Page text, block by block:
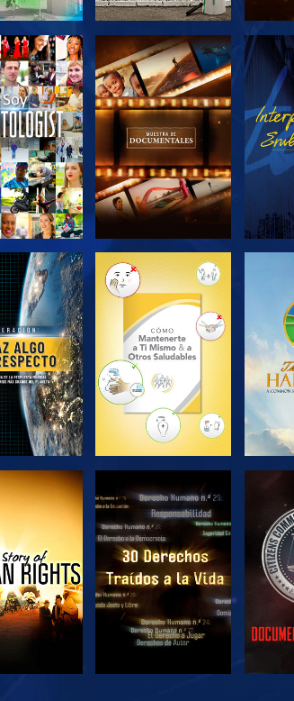
LAS
EXPLORA LAS
SERIES
LAS
EXPLORA LAS
SERIES
VE